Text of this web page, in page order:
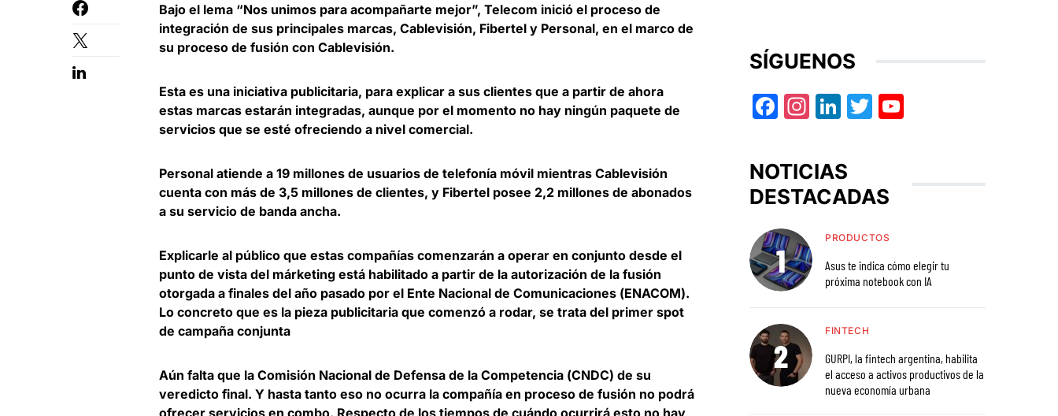
Bajo el lema “Nos unimos para acompañarte mejor”, Telecom inició el proceso de
integración de sus principales marcas, Cablevisión, Fibertel y Personal, en el marco de
su proceso de fusión con Cablevisión.
Esta es una iniciativa publicitaria, para explicar a sus clientes que a partir de ahora
estas marcas estarán integradas, aunque por el momento no hay ningún paquete de
servicios que se esté ofreciendo a nivel comercial.
Personal atiende a 19 millones de usuarios de telefonía móvil mientras Cablevisión
cuenta con más de 3,5 millones de clientes, y Fibertel posee 2,2 millones de abonados
a su servicio de banda ancha.
Explicarle al público que estas compañías comenzarán a operar en conjunto desde el
punto de vista del márketing está habilitado a partir de la autorización de la fusión
otorgada a finales del año pasado por el Ente Nacional de Comunicaciones (ENACOM).
Lo concreto que es la pieza publicitaria que comenzó a rodar, se trata del primer spot
de campaña conjunta
Aún falta que la Comisión Nacional de Defensa de la Competencia (CNDC) de su
veredicto final. Y hasta tanto eso no ocurra la compañía en proceso de fusión no podrá
ofrecer servicios en combo. Respecto de los tiempos de cuándo ocurrirá esto no hay
SÍGUENOS
Facebook
Instagram
LinkedIn
Twitter
NOTICIAS
DESTACADAS
PRODUCTOS
Asus te indica cómo elegir tu
próxima notebook con IA
FINTECH
GURPI, la fintech argentina, habilita
el acceso a activos productivos de la
nueva economía urbana